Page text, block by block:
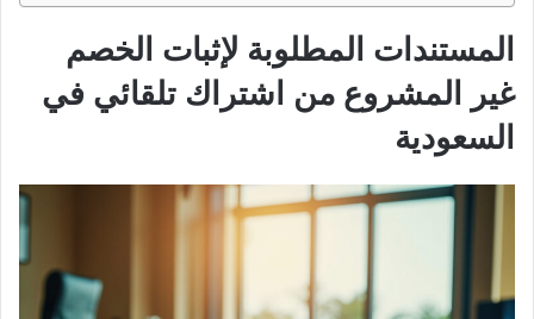
المستندات المطلوبة لإثبات الخصم
غير المشروع من اشتراك تلقائي في
السعودية